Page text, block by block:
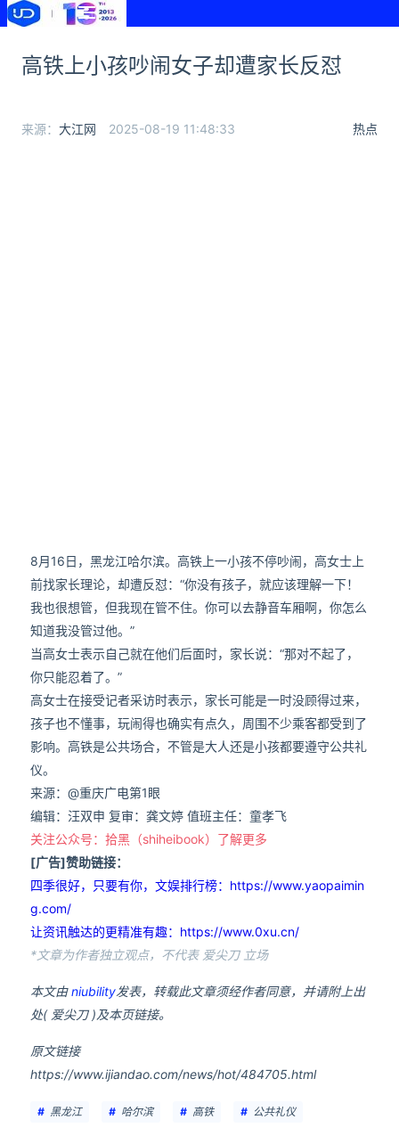
高铁上小孩吵闹女子却遭家长反怼
热点
来源： 大江网 2025-08-19 11:48:33
8月16日，黑龙江哈尔滨。高铁上一小孩不停吵闹，高女士上
前找家长理论，却遭反怼：“你没有孩子，就应该理解一下！
我也很想管，但我现在管不住。你可以去静音车厢啊，你怎么
知道我没管过他。”
当高女士表示自己就在他们后面时，家长说：“那对不起了，
你只能忍着了。”
高女士在接受记者采访时表示，家长可能是一时没顾得过来，
孩子也不懂事，玩闹得也确实有点久，周围不少乘客都受到了
影响。高铁是公共场合，不管是大人还是小孩都要遵守公共礼
仪。
来源：@重庆广电第1眼
编辑：汪双申 复审：龚文婷 值班主任：童孝飞
关注公众号：拾黑（shiheibook）了解更多
[广告]赞助链接：
四季很好，只要有你，文娱排行榜：https://www.yaopaimin
g.com/
让资讯触达的更精准有趣：https://www.0xu.cn/
*文章为作者独立观点，不代表 爱尖刀 立场
本文由niubility发表，转载此文章须经作者同意，并请附上出
处( 爱尖刀 )及本页链接。
原文链接
https://www.ijiandao.com/news/hot/484705.html
黑龙江 哈尔滨 高铁 公共礼仪